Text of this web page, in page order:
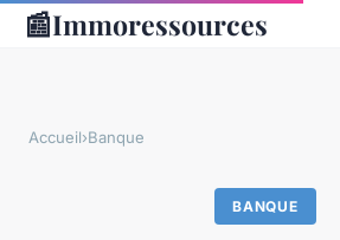
📰Immoressources
Accueil›Banque
BANQUE